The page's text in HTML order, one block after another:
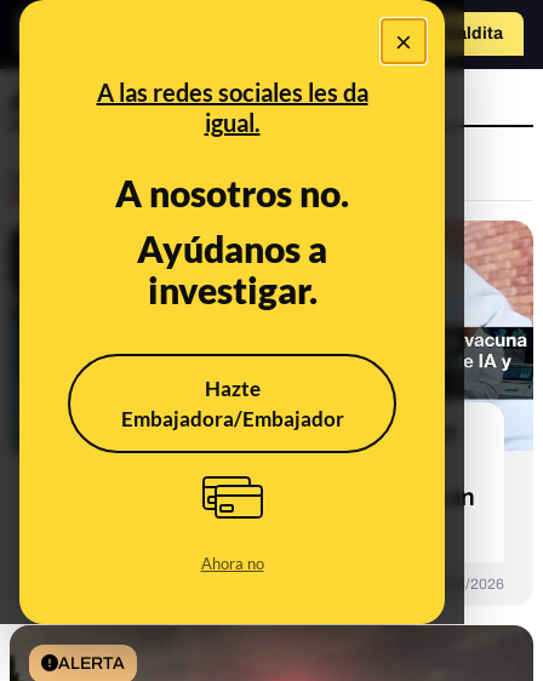
×
A las redes sociales les da
igual.
A nosotros no.
Ayúdanos a
investigar.
Hazte
Embajadora/Embajador
Ahora no
Hazte Maldito
a
Australia
CONTEXTO
Qué sabemos del papel de ChatGPT
pronóstico del cáncer de una perra en
19/03/2026
ALERTA